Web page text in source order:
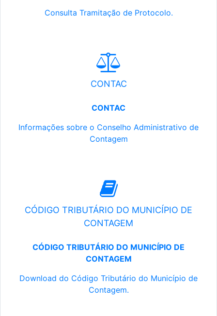
Consulta Tramitação de Protocolo.
CONTAC
CONTAC
Informações sobre o Conselho Administrativo de
Contagem
CÓDIGO TRIBUTÁRIO DO MUNICÍPIO DE
CONTAGEM
CÓDIGO TRIBUTÁRIO DO MUNICÍPIO DE
CONTAGEM
Download do Código Tributário do Município de
Contagem.